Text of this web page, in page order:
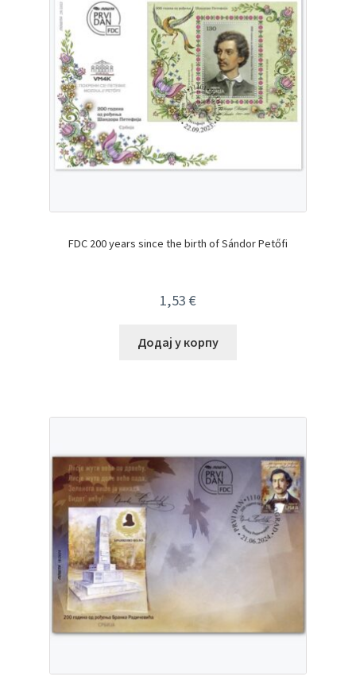
FDC 200 years since the birth of Sándor Petőfi
1,53 €
Додај у корпу